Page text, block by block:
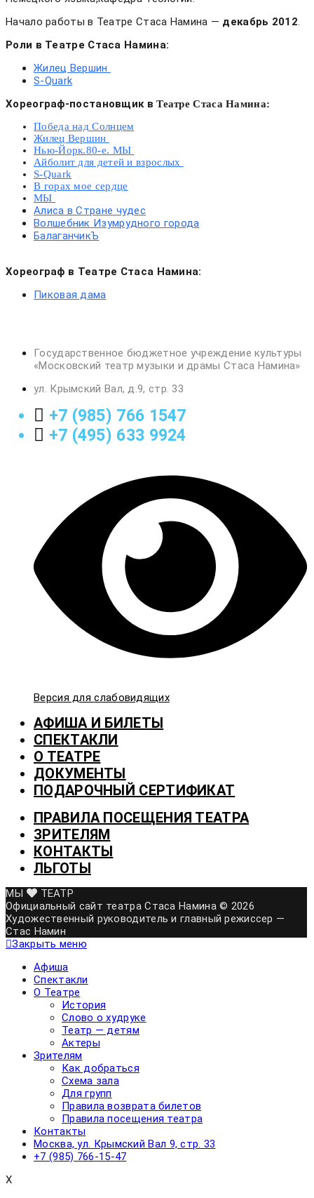
Начало работы в Театре Стаса Намина — декабрь 2012.
Роли в Театре Стаса Намина:
Жилец Вершин
S-Quark
Хореограф-постановщик в Театре Стаса Намина:
Победа над Солнцем
Жилец Вершин
Нью-Йорк.80-е. МЫ
Айболит для детей и взрослых
S-Quark
В горах мое сердце
МЫ
Алиса в Стране чудес
Волшебник Изумрудного города
БалаганчикЪ
Хореограф в Театре Стаса Намина:
Пиковая дама
Государственное бюджетное учреждение культуры
«Московский театр музыки и драмы Стаса Намина»
ул. Крымский Вал, д.9, стр. 33
+7 (985) 766 1547
+7 (495) 633 9924
Версия для слабовидящих
АФИША И БИЛЕТЫ
СПЕКТАКЛИ
О ТЕАТРЕ
ДОКУМЕНТЫ
ПОДАРОЧНЫЙ СЕРТИФИКАТ
ПРАВИЛА ПОСЕЩЕНИЯ ТЕАТРА
ЗРИТЕЛЯМ
КОНТАКТЫ
ЛЬГОТЫ
МЫ
ТЕАТР
Официальный сайт театра Стаса Намина © 2026
Художественный руководитель и главный режиссер —
Стас Намин
Закрыть меню
Афиша
Спектакли
О Театре
История
Слово о худруке
Театр — детям
Актеры
Зрителям
Как добраться
Схема зала
Для групп
Правила возврата билетов
Правила посещения театра
Контакты
Москва, ул. Крымский Вал 9, стр. 33
+7 (985) 766-15-47
X